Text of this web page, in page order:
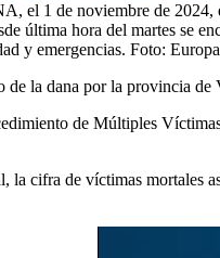
el 1 de noviembre de
última hora del martes se
y emergencias. Foto:
de la dana por la provincia
de Múltiples
la cifra de víctimas mortales